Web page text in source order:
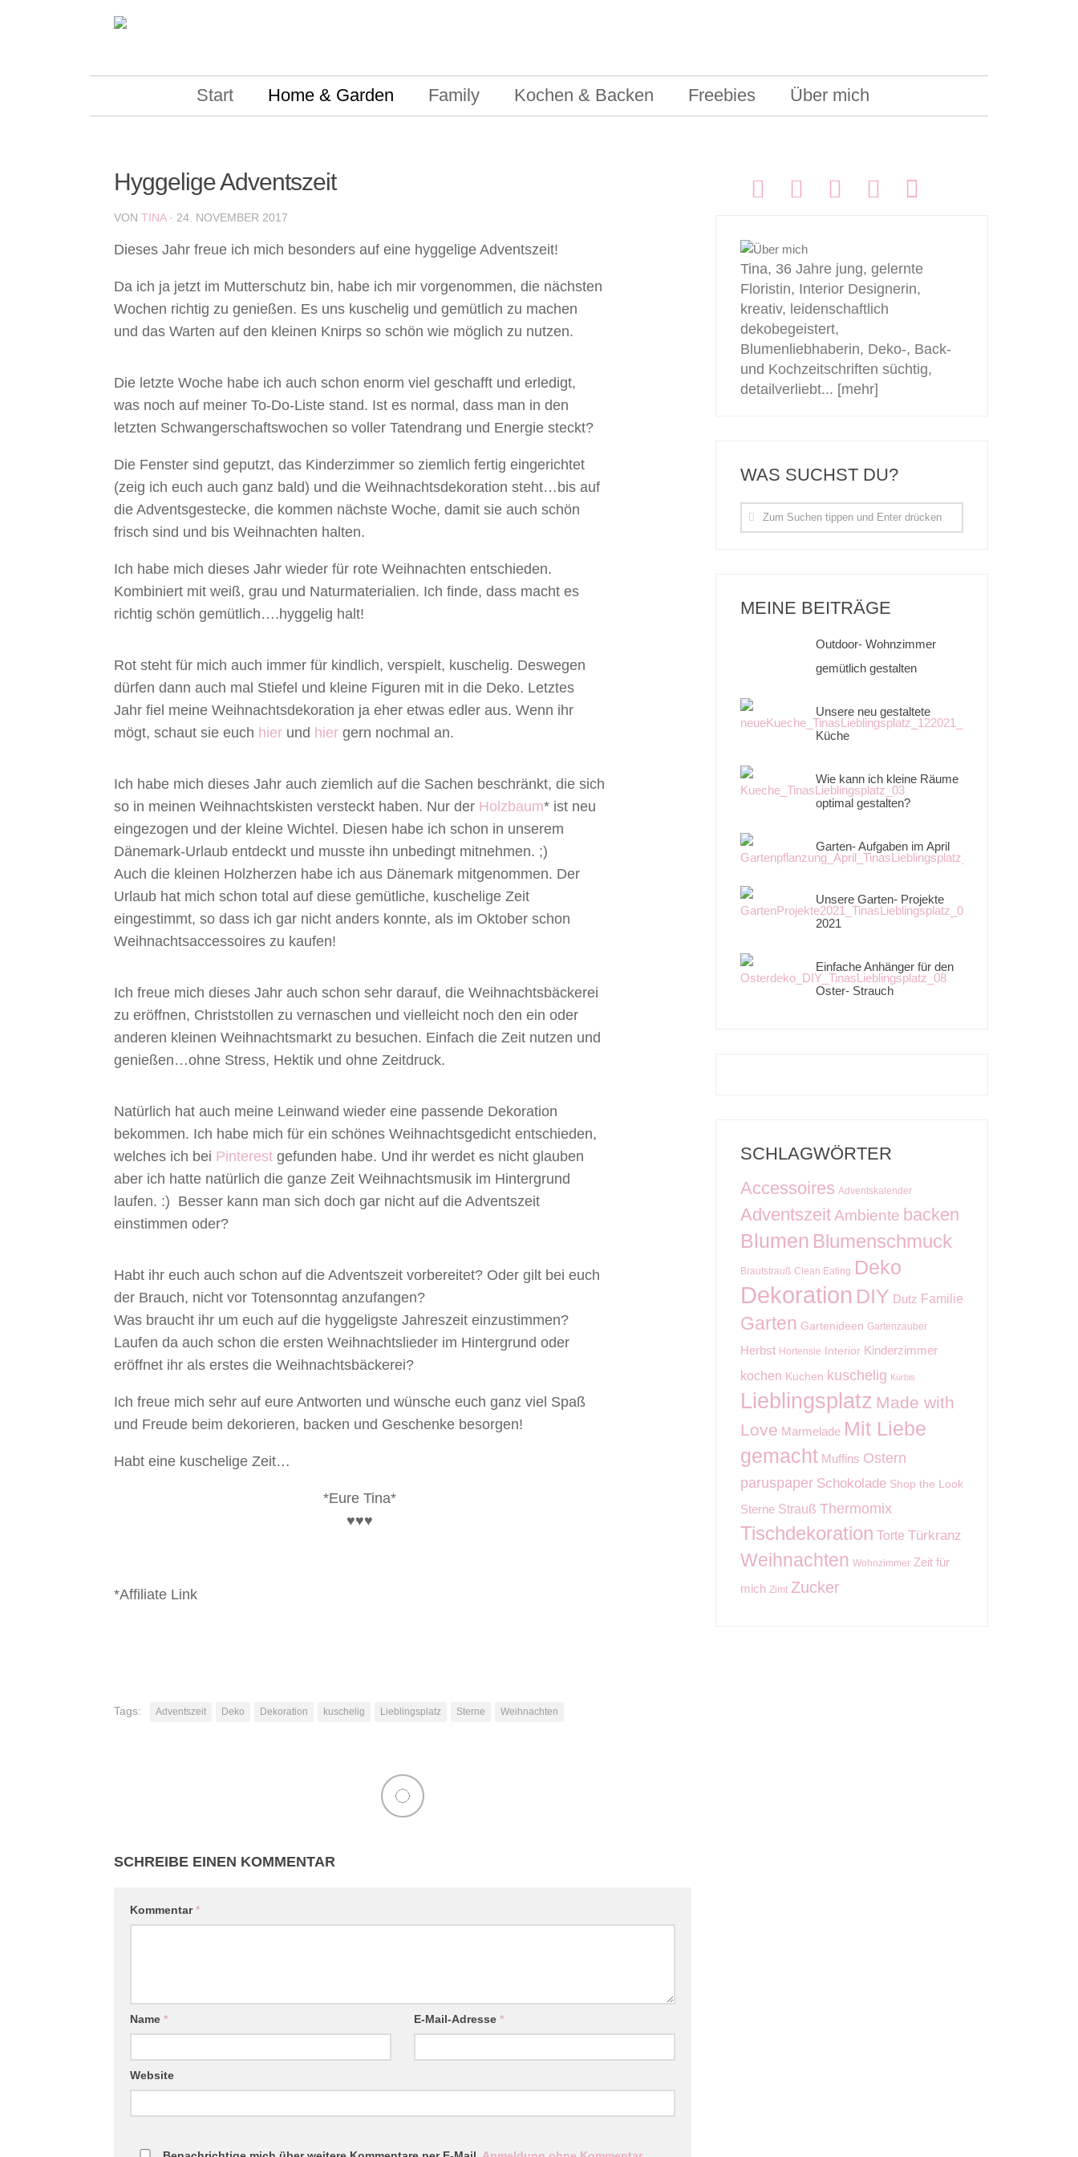
Start Home & Garden Family Kochen & Backen Freebies Über mich
Hyggelige Adventszeit
VON TINA · 24. NOVEMBER 2017
Dieses Jahr freue ich mich besonders auf eine hyggelige Adventszeit!
Da ich ja jetzt im Mutterschutz bin, habe ich mir vorgenommen, die nächsten
Wochen richtig zu genießen. Es uns kuschelig und gemütlich zu machen
und das Warten auf den kleinen Knirps so schön wie möglich zu nutzen.
Die letzte Woche habe ich auch schon enorm viel geschafft und erledigt,
was noch auf meiner To-Do-Liste stand. Ist es normal, dass man in den
letzten Schwangerschaftswochen so voller Tatendrang und Energie steckt?
Die Fenster sind geputzt, das Kinderzimmer so ziemlich fertig eingerichtet
(zeig ich euch auch ganz bald) und die Weihnachtsdekoration steht…bis auf
die Adventsgestecke, die kommen nächste Woche, damit sie auch schön
frisch sind und bis Weihnachten halten.
Ich habe mich dieses Jahr wieder für rote Weihnachten entschieden.
Kombiniert mit weiß, grau und Naturmaterialien. Ich finde, dass macht es
richtig schön gemütlich….hyggelig halt!
Rot steht für mich auch immer für kindlich, verspielt, kuschelig. Deswegen
dürfen dann auch mal Stiefel und kleine Figuren mit in die Deko. Letztes
Jahr fiel meine Weihnachtsdekoration ja eher etwas edler aus. Wenn ihr
mögt, schaut sie euch hier und hier gern nochmal an.
Ich habe mich dieses Jahr auch ziemlich auf die Sachen beschränkt, die sich
so in meinen Weihnachtskisten versteckt haben. Nur der Holzbaum* ist neu
eingezogen und der kleine Wichtel. Diesen habe ich schon in unserem
Dänemark-Urlaub entdeckt und musste ihn unbedingt mitnehmen. ;)
Auch die kleinen Holzherzen habe ich aus Dänemark mitgenommen. Der
Urlaub hat mich schon total auf diese gemütliche, kuschelige Zeit
eingestimmt, so dass ich gar nicht anders konnte, als im Oktober schon
Weihnachtsaccessoires zu kaufen!
Ich freue mich dieses Jahr auch schon sehr darauf, die Weihnachtsbäckerei
zu eröffnen, Christstollen zu vernaschen und vielleicht noch den ein oder
anderen kleinen Weihnachtsmarkt zu besuchen. Einfach die Zeit nutzen und
genießen…ohne Stress, Hektik und ohne Zeitdruck.
Natürlich hat auch meine Leinwand wieder eine passende Dekoration
bekommen. Ich habe mich für ein schönes Weihnachtsgedicht entschieden,
welches ich bei Pinterest gefunden habe. Und ihr werdet es nicht glauben
aber ich hatte natürlich die ganze Zeit Weihnachtsmusik im Hintergrund
laufen. :) Besser kann man sich doch gar nicht auf die Adventszeit
einstimmen oder?
Habt ihr euch auch schon auf die Adventszeit vorbereitet? Oder gilt bei euch
der Brauch, nicht vor Totensonntag anzufangen?
Was braucht ihr um euch auf die hyggeligste Jahreszeit einzustimmen?
Laufen da auch schon die ersten Weihnachtslieder im Hintergrund oder
eröffnet ihr als erstes die Weihnachtsbäckerei?
Ich freue mich sehr auf eure Antworten und wünsche euch ganz viel Spaß
und Freude beim dekorieren, backen und Geschenke besorgen!
Habt eine kuschelige Zeit…
*Eure Tina*
♥♥♥
*Affiliate Link
Tags: Adventszeit Deko Dekoration kuschelig Lieblingsplatz Sterne Weihnachten
SCHREIBE EINEN KOMMENTAR
Kommentar*
Name * E-Mail-Adresse *
Website
Tina, 36 Jahre jung, gelernte
Floristin, Interior Designerin,
kreativ, leidenschaftlich
dekobegeistert,
Blumenliebhaberin, Deko-, Back-
und Kochzeitschriften süchtig,
detailverliebt... [mehr]
WAS SUCHST DU?
MEINE BEITRÄGE
Outdoor- Wohnzimmer
gemütlich gestalten
Unsere neu gestaltete
Küche
Wie kann ich kleine Räume
optimal gestalten?
Garten- Aufgaben im April
Unsere Garten- Projekte
2021
Einfache Anhänger für den
Oster- Strauch
SCHLAGWÖRTER
Accessoires Adventskalender
AdventszeitAmbiente backen
Blumen Blumenschmuck
Brautstrauß Clean Eating Deko
Dekoration DIY Dutz Familie
Garten Gartenideen Gartenzauber
Herbst Hortensie Interior Kinderzimmer
kochen Kuchen kuschelig Kürbis
Lieblingsplatz Made with
Love Marmelade Mit Liebe
gemacht Muffins Ostern
paruspaper Schokolade Shop the Look
Sterne Strauß Thermomix
Tischdekoration Torte Türkranz
Weihnachten Wohnzimmer Zeit für
mich Zimt Zucker